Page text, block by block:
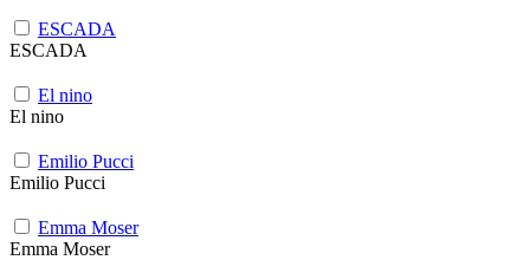
ESCADA
ESCADA
El nino
El nino
Emilio Pucci
Emilio Pucci
Emma Moser
Emma Moser